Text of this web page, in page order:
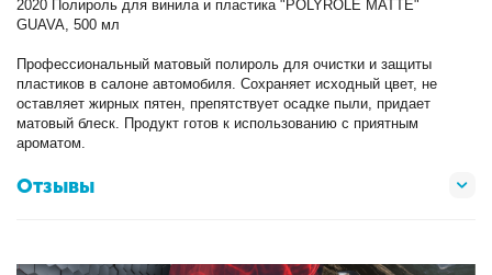
2020 Полироль для винила и пластика "POLYROLE MATTE"
GUAVA, 500 мл
Профессиональный матовый полироль для очистки и защиты
пластиков в салоне автомобиля. Сохраняет исходный цвет, не
оставляет жирных пятен, препятствует осадке пыли, придает
матовый блеск. Продукт готов к использованию с приятным
ароматом.
Отзывы